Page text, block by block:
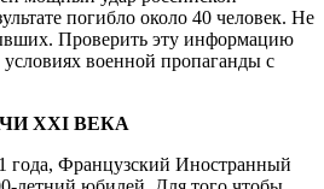
погибло около 40 человек. Не
Проверить эту информацию
военной пропаганды с
XXI ВЕКА
года, Французский Иностранный